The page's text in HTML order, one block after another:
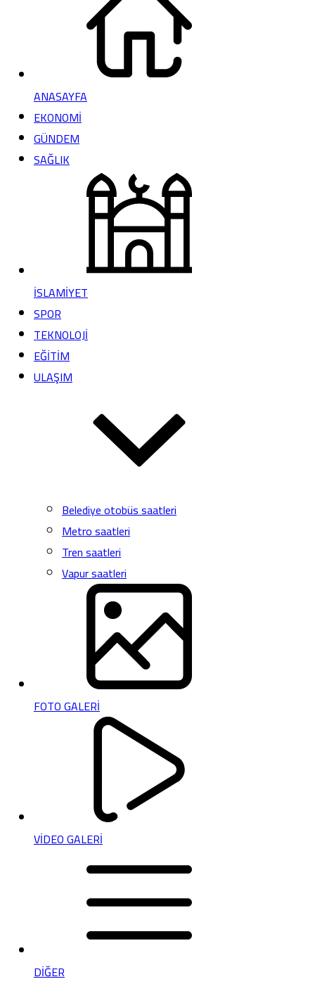
ANASAYFA
EKONOMİ
GÜNDEM
SAĞLIK
İSLAMİYET
SPOR
TEKNOLOJİ
EĞİTİM
ULAŞIM
Belediye otobüs saatleri
Metro saatleri
Tren saatleri
Vapur saatleri
FOTO GALERİ
VİDEO GALERİ
DİĞER